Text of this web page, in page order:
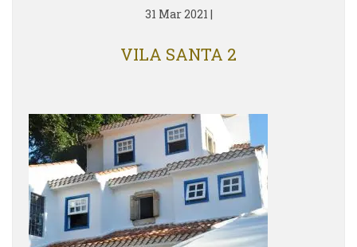
31 Mar 2021 |
VILA SANTA 2